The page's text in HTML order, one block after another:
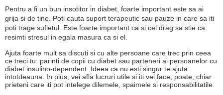
Pentru a fi un bun insotitor in diabet, foarte important este sa ai
grija si de tine. Poti cauta suport terapeutic sau pauze in care sa iti
poti trage sufletul. Este foarte important ca si cel drag sa stie ca
resimti stresul in egala masura ca si el.
Ajuta foarte mult sa discuti si cu alte persoane care trec prin ceea
ce treci tu: parinti de copii cu diabet sau parteneri ai persoanelor cu
diabet insulino-dependent. Ideea ca nu esti singur te ajuta
intotdeauna. In plus, vei afla lucruri utile si iti vei face, poate, chiar
prieteni care iti pot intelege dilemele, spaimele si responsabilitatile.